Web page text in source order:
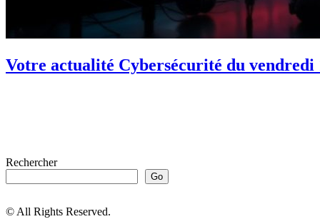
Votre actualité Cybersécurité du vendredi
Rechercher
Go
© All Rights Reserved.